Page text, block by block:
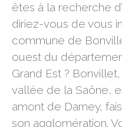
êtes à la recherche
diriez-vous de vous
commune de
ouest du
Grand Est ?
vallée de la Saône,
amont de Darney,
son agglomération.